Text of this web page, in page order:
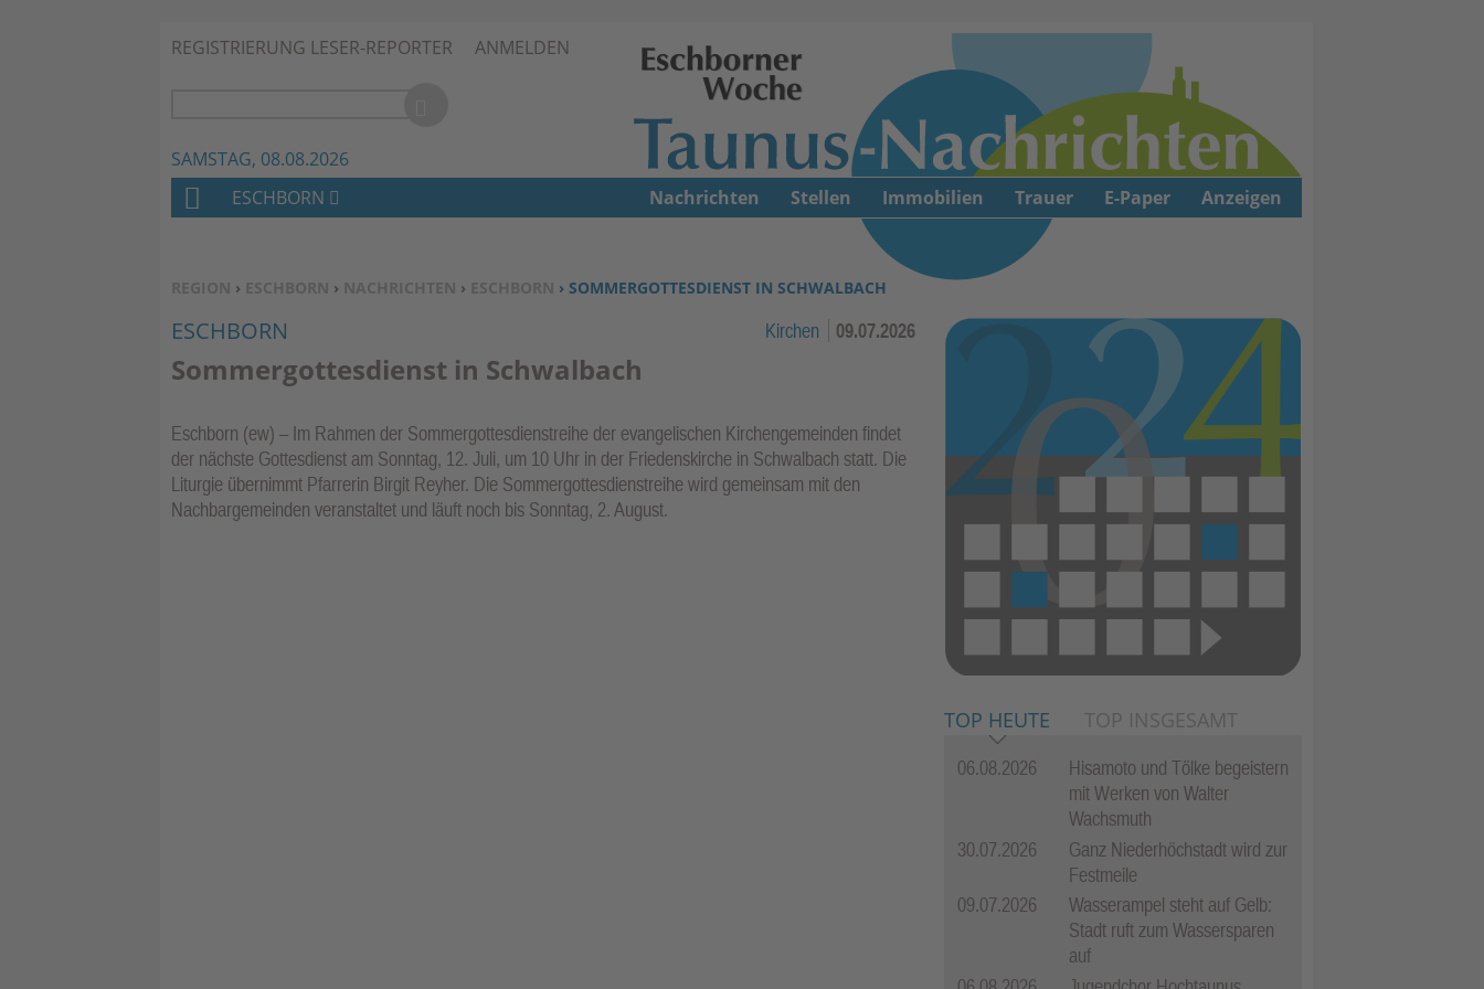
Zum Inhalt springen ↓
REGISTRIERUNG LESER-REPORTER ANMELDEN
SAMSTAG, 08.08.2026
SIE BEFINDEN SICH HIER:
REGION › ESCHBORN › NACHRICHTEN › ESCHBORN › SOMMERGOTTESDIENST IN SCHWALBACH
ESCHBORN Kirchen 09.07.2026
Sommergottesdienst in Schwalbach
Eschborn (ew) – Im Rahmen der Sommergottesdienstreihe der evangelischen Kirchengemeinden findet
der nächste Gottesdienst am Sonntag, 12. Juli, um 10 Uhr in der Friedenskirche in Schwalbach statt. Die
Liturgie übernimmt Pfarrerin Birgit Reyher. Die Sommergottesdienstreihe wird gemeinsam mit den
Nachbargemeinden veranstaltet und läuft noch bis Sonntag, 2. August.
TOP HEUTE TOP INSGESAMT
06.08.2026
Hisamoto und Tölke begeistern
mit Werken von Walter
Wachsmuth
30.07.2026
Ganz Niederhöchstadt wird zur
Festmeile
09.07.2026
Wasserampel steht auf Gelb:
Stadt ruft zum Wassersparen
auf
H
M
E
ESCHBORN Nachrichten Stellen Immobilien Trauer E-Paper Anzeigen